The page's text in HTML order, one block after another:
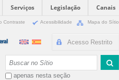
Serviços Legislação Canais
Contraste Acessibilidade Mapa do Sítio
Acesso Restrito
apenas nesta seção